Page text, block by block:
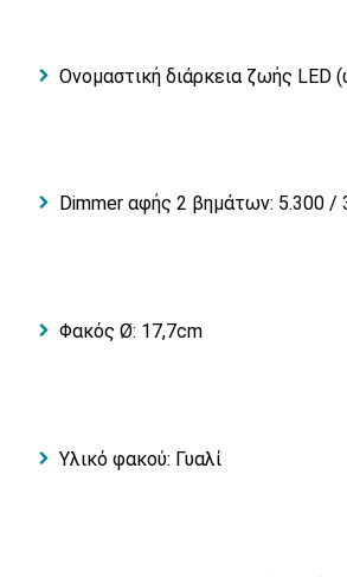
Ονομαστική διάρκεια ζωής LED
Dimmer αφής 2 βημάτων: 5.300 /
Φακός Ø: 17,7cm
Υλικό φακού: Γυαλί